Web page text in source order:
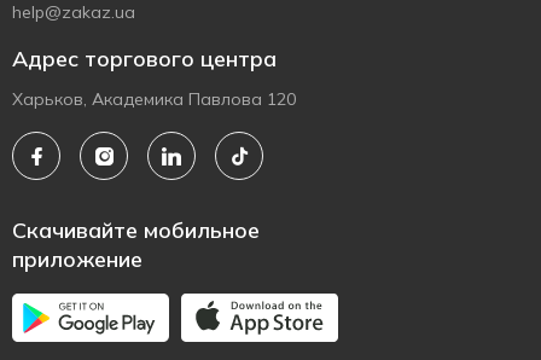
help@zakaz.ua
Адрес торгового центра
Харьков, Академика Павлова 120
Скачивайте мобильное
приложение